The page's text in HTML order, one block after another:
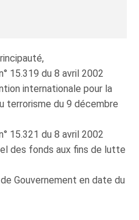
15.319 du 8 avril 2002
internationale pour la
terrorisme du 9 décembre
15.321 du 8 avril 2002
des fonds aux fins de lutte
Gouvernement en date du